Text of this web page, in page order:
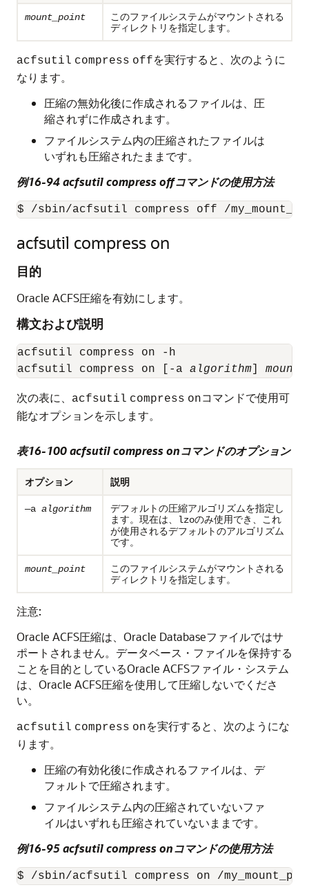
mount_point
このファイルシステムがマウントされる
ディレクトリを指定します。
acfsutil compress offを実行すると、次のように
なります。
圧縮の無効化後に作成されるファイルは、圧
縮されずに作成されます。
ファイルシステム内の圧縮されたファイルは
いずれも圧縮されたままです。
例16-94 acfsutil compress offコマンドの使用方法
$ /sbin/acfsutil compress off /
acfsutil compress on
目的
Oracle ACFS圧縮を有効にします。
構文および説明
acfsutil compress on -h
acfsutil compress on [-a algorithm
次の表に、 acfsutil compress onコマンドで使用可
能なオプションを示します。
表16-100 acfsutil compress onコマンドのオプション
オプション 説明
—a algorithm
デフォルトの圧縮アルゴリズムを指定し
ます。現在は、
lzoのみ使用でき、これ
が使用されるデフォルトのアルゴリズム
です。
mount_point
このファイルシステムがマウントされる
ディレクトリを指定します。
注意:
Oracle ACFS圧縮は、Oracle Databaseファイルではサ
ポートされません。データベース・ファイルを保持する
ことを目的としているOracle ACFSファイル・システム
は、Oracle ACFS圧縮を使用して圧縮しないでくださ
い。
acfsutil compress onを実行すると、次のようにな
ります。
圧縮の有効化後に作成されるファイルは、デ
フォルトで圧縮されます。
ファイルシステム内の圧縮されていないファ
イルはいずれも圧縮されていないままです。
例16-95 acfsutil compress onコマンドの使用方法
$ /sbin/acfsutil compress on /